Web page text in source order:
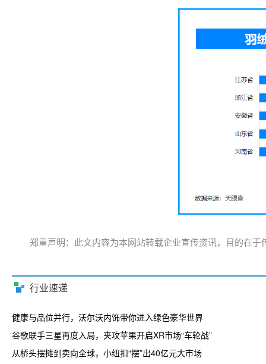
郑重声明：此文内容为本网站转载企业宣传资讯，目的在
行业速递
健康与品位并行，沃尔沃内饰带你进入绿色豪华世界
谷歌联手三星再度入局，夹攻苹果开启XR市场“车轮战”
从桥头摆摊到卖向全球，小纽扣“摆”出40亿元大市场